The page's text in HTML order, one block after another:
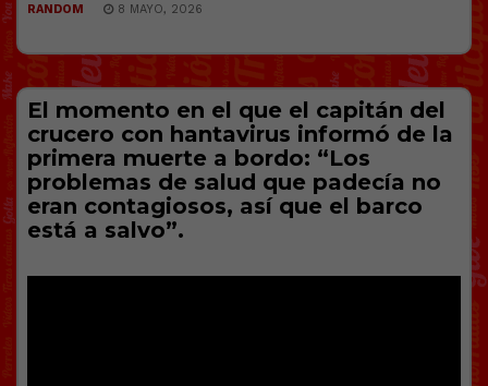
RANDOM 8 MAYO, 2026
El momento en el que el capitán del
crucero con hantavirus informó de la
primera muerte a bordo: “Los
problemas de salud que padecía no
eran contagiosos, así que el barco
está a salvo”.